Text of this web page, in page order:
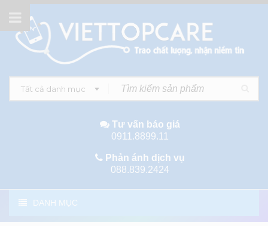
Tất cả danh mục
Tư vấn báo giá
0911.8899.11
Phản ánh dịch vụ
088.839.2424
DANH MỤC